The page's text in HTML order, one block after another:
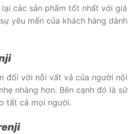
các sản phẩm tốt nhất với
yêu mến của khách hàng
đối với nỗi vất vả của người
nhàng hơn. Bên cạnh đó là
tất cả mọi người.